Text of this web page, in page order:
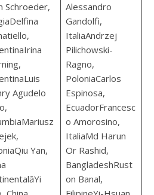
Schroeder,
Agudelo
Yan,
Alessandro
Gandolfi,
ItaliaAndrzej
Pilichowski-
Ragno,
PoloniaCarlos
Espinosa,
EcuadorFrancesc
o Amorosino,
ItaliaMd Harun
Or Rashid,
BangladeshRust
on Banal,